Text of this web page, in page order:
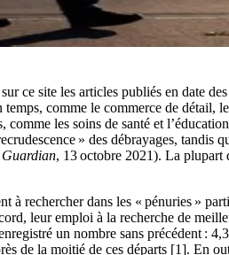
ce site les articles publiés en date
comme le commerce de détail,
les soins de santé et
» des débrayages,
, 13 octobre 2021). La plupart
rechercher dans les « pénuries »
leur emploi à la recherche de
un nombre sans précédent :
de la moitié de ces départs [1]. En